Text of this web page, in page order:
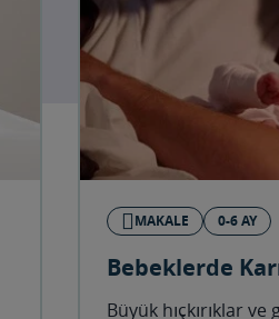
MAKALE 0-6 AY
Bebeklerde
Büyük hıçkırıklar ve